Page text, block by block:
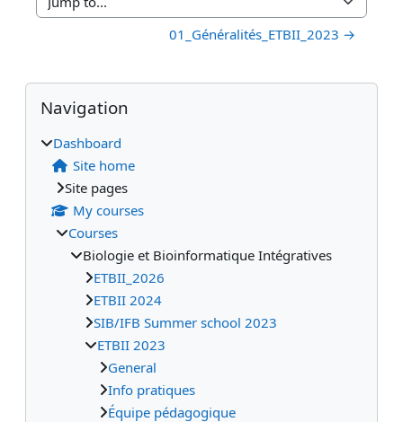
Jump to...
01_Généralités_ETBII_2023 →
Blocks
Supplementary blocks
Skip Navigation
Navigation
Dashboard
Site home
Site pages
My courses
Courses
Biologie et Bioinformatique Intégratives
ETBII_2026
ETBII 2024
SIB/IFB Summer school 2023
ETBII 2023
General
Info pratiques
Équipe pédagogique